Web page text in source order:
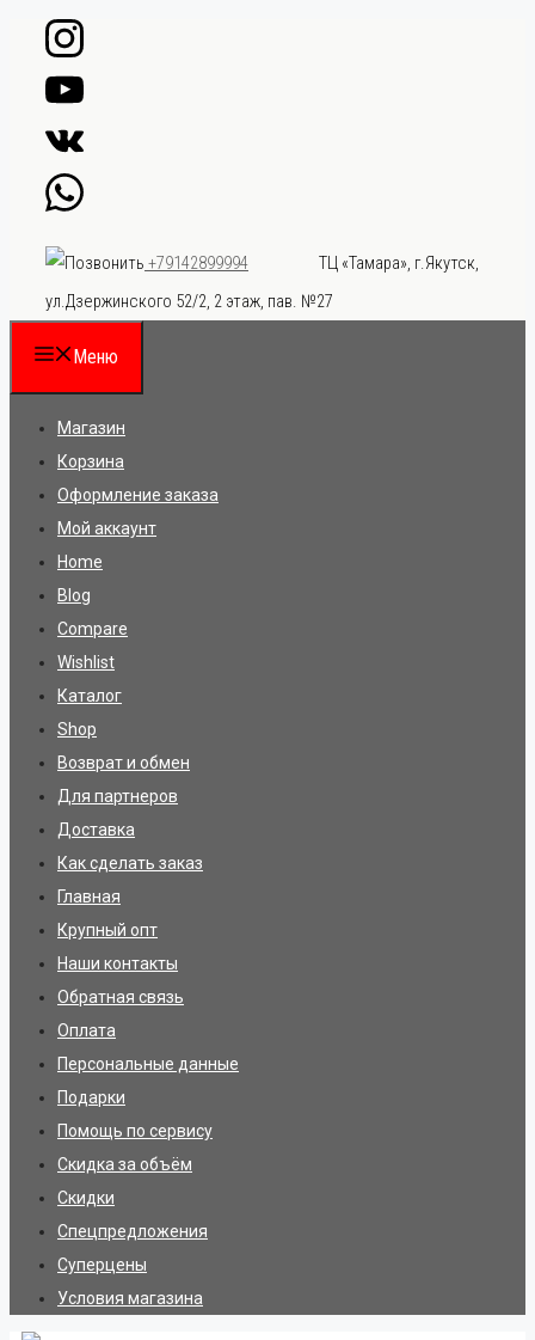
Перейти
содержимому
+79142899994
ТЦ «Тамара», г.Якутск,
ул.Дзержинского 52/2, 2 этаж, пав. №27
Меню
Магазин
Корзина
Оформление заказа
Мой аккаунт
Home
Blog
Compare
Wishlist
Каталог
Shop
Возврат и обмен
Для партнеров
Доставка
Как сделать заказ
Главная
Крупный опт
Наши контакты
Обратная связь
Оплата
Персональные данные
Подарки
Помощь по сервису
Скидка за объём
Скидки
Спецпредложения
Суперцены
Условия магазина